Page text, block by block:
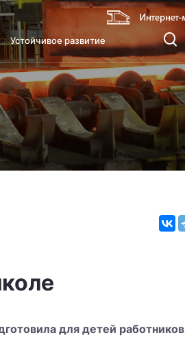
Устойчивое развитие
для детей работников